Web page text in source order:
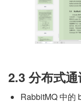
2.3 分布式
RabbitMQ 中的